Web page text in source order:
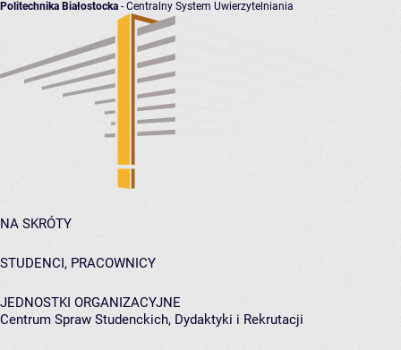
Politechnika Białostocka - Centralny System Uwierzytelniania
NA SKRÓTY
STUDENCI, PRACOWNICY
JEDNOSTKI ORGANIZACYJNE
Centrum Spraw Studenckich, Dydaktyki i Rekrutacji